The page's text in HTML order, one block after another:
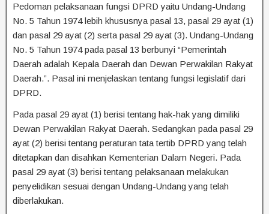
Pedoman pelaksanaan fungsi DPRD yaitu Undang-Undang
No. 5 Tahun 1974 lebih khususnya pasal 13, pasal 29 ayat (1)
dan pasal 29 ayat (2) serta pasal 29 ayat (3). Undang-Undang
No. 5 Tahun 1974 pada pasal 13 berbunyi “Pemerintah
Daerah adalah Kepala Daerah dan Dewan Perwakilan Rakyat
Daerah.”. Pasal ini menjelaskan tentang fungsi legislatif dari
DPRD.
Pada pasal 29 ayat (1) berisi tentang hak-hak yang dimiliki
Dewan Perwakilan Rakyat Daerah. Sedangkan pada pasal 29
ayat (2) berisi tentang peraturan tata tertib DPRD yang telah
ditetapkan dan disahkan Kementerian Dalam Negeri. Pada
pasal 29 ayat (3) berisi tentang pelaksanaan melakukan
penyelidikan sesuai dengan Undang-Undang yang telah
diberlakukan.